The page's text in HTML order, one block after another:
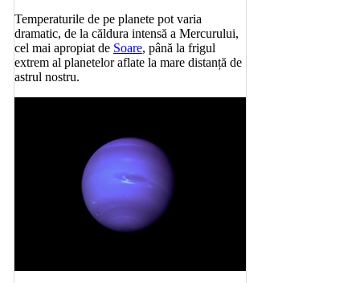
Temperaturile de pe planete pot varia
dramatic, de la căldura intensă a Mercurului,
cel mai apropiat de Soare, până la frigul
extrem al planetelor aflate la mare distanță de
astrul nostru.